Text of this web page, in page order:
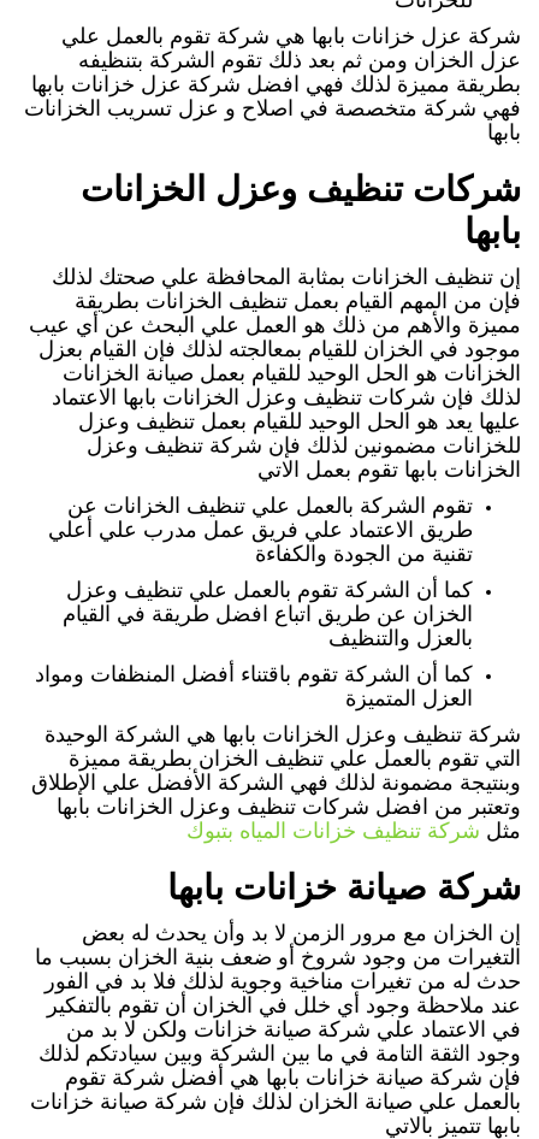
شركة عزل خزانات بابها هي شركة تقوم بالعمل علي
عزل الخزان ومن ثم بعد ذلك تقوم الشركة بتنظيفه
بطريقة مميزة لذلك فهي افضل شركة عزل خزانات بابها
فهي شركة متخصصة في اصلاح و عزل تسريب الخزانات
بابها
شركات تنظيف وعزل الخزانات
بابها
إن تنظيف الخزانات بمثابة المحافظة علي صحتك لذلك
فإن من المهم القيام بعمل تنظيف الخزانات بطريقة
مميزة والأهم من ذلك هو العمل علي البحث عن أي عيب
موجود في الخزان للقيام بمعالجته لذلك فإن القيام بعزل
الخزانات هو الحل الوحيد للقيام بعمل صيانة الخزانات
لذلك فإن شركات تنظيف وعزل الخزانات بابها الاعتماد
عليها يعد هو الحل الوحيد للقيام بعمل تنظيف وعزل
للخزانات مضمونين لذلك فإن شركة تنظيف وعزل
الخزانات بابها تقوم بعمل الاتي
تقوم الشركة بالعمل علي تنظيف الخزانات عن
طريق الاعتماد علي فريق عمل مدرب علي أعلي
تقنية من الجودة والكفاءة
كما أن الشركة تقوم بالعمل علي تنظيف وعزل
الخزان عن طريق اتباع افضل طريقة في القيام
بالعزل والتنظيف
كما أن الشركة تقوم باقتناء أفضل المنظفات ومواد
العزل المتميزة
شركة تنظيف وعزل الخزانات بابها هي الشركة الوحيدة
التي تقوم بالعمل علي تنظيف الخزان بطريقة مميزة
وبنتيجة مضمونة لذلك فهي الشركة الأفضل علي الإطلاق
وتعتبر من افضل شركات تنظيف وعزل الخزانات بابها
مثل شركة تنظيف خزانات المياه بتبوك
شركة صيانة خزانات بابها
إن الخزان مع مرور الزمن لا بد وأن يحدث له بعض
التغيرات من وجود شروخ أو ضعف بنية الخزان بسبب ما
حدث له من تغيرات مناخية وجوية لذلك فلا بد في الفور
عند ملاحظة وجود أي خلل في الخزان أن تقوم بالتفكير
في الاعتماد علي شركة صيانة خزانات ولكن لا بد من
وجود الثقة التامة في ما بين الشركة وبين سيادتكم لذلك
فإن شركة صيانة خزانات بابها هي أفضل شركة تقوم
بالعمل علي صيانة الخزان لذلك فإن شركة صيانة خزانات
بابها تتميز بالاتي